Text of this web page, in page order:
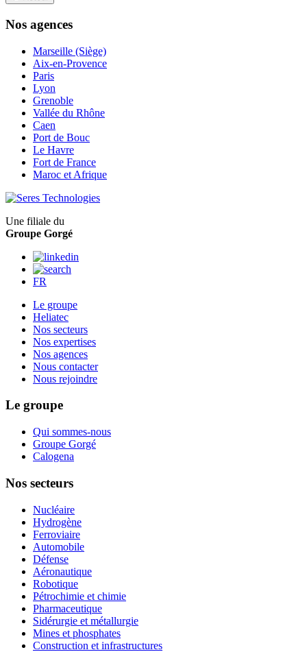
Nos agences
Marseille (Siège)
Aix-en-Provence
Paris
Lyon
Grenoble
Vallée du Rhône
Caen
Port de Bouc
Le Havre
Fort de France
Maroc et Afrique
Une filiale du
Groupe Gorgé
FR
Le groupe
Heliatec
Nos secteurs
Nos expertises
Nos agences
Nous contacter
Nous rejoindre
Le groupe
Qui sommes-nous
Groupe Gorgé
Calogena
Nos secteurs
Nucléaire
Hydrogène
Ferroviaire
Automobile
Défense
Aéronautique
Robotique
Pétrochimie et chimie
Pharmaceutique
Sidérurgie et métallurgie
Mines et phosphates
Construction et infrastructures